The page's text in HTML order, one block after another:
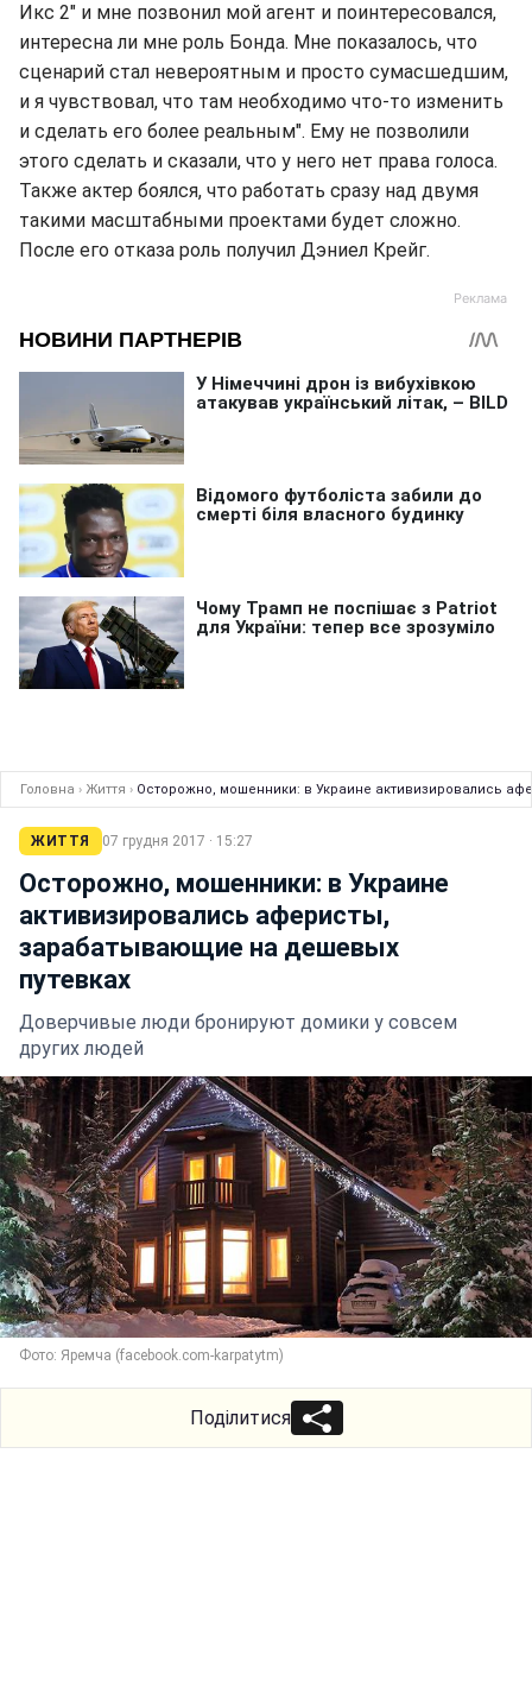
Икс 2" и мне позвонил мой агент и поинтересовался,
интересна ли мне роль Бонда. Мне показалось, что
сценарий стал невероятным и просто сумасшедшим,
и я чувствовал, что там необходимо что-то изменить
и сделать его более реальным". Ему не позволили
этого сделать и сказали, что у него нет права голоса.
Также актер боялся, что работать сразу над двумя
такими масштабными проектами будет сложно.
После его отказа роль получил Дэниел Крейг.
Головна › Життя › Осторожно, мошенники: в Украине активизировались
ЖИТТЯ 07 грудня 2017 · 15:27
Осторожно, мошенники: в Украине
активизировались аферисты,
зарабатывающие на дешевых
путевках
Доверчивые люди бронируют домики у совсем
других людей
Фото: Яремча (facebook.com-karpatytm)
Поділитися